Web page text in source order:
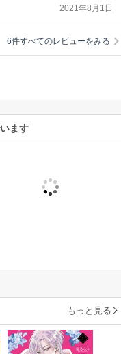
けれど、違ったらストーカ
2021年8月1日
6件すべてのレビューをみる
ます
もっと見る